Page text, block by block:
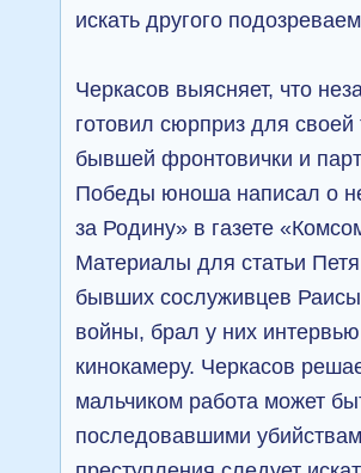
искать другого
Черкасов выясняет, что
готовил сюрприз для
бывшей фронтовички и
Победы юноша написал о
за Родину» в газете
Материалы для статьи
бывших сослуживцев
войны, брал у них
кинокамеру. Черкасов
мальчиком работа может
последовавшими